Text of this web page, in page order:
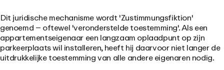
Dit juridische mechanisme wordt 'Zustimmungsfiktion'
genoemd – oftewel 'veronderstelde toestemming'. Als een
appartementseigenaar een langzaam oplaadpunt op zijn
parkeerplaats wil installeren, heeft hij daarvoor niet langer de
uitdrukkelijke toestemming van alle andere eigenaren nodig.